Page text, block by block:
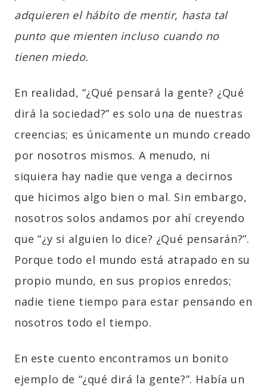
adquieren el hábito de mentir, hasta tal
punto que mienten incluso cuando no
tienen miedo.
En realidad, “¿Qué pensará la gente? ¿Qué
dirá la sociedad?” es solo una de nuestras
creencias; es únicamente un mundo creado
por nosotros mismos. A menudo, ni
siquiera hay nadie que venga a decirnos
que hicimos algo bien o mal. Sin embargo,
nosotros solos andamos por ahí creyendo
que “¿y si alguien lo dice? ¿Qué pensarán?”.
Porque todo el mundo está atrapado en su
propio mundo, en sus propios enredos;
nadie tiene tiempo para estar pensando en
nosotros todo el tiempo.
En este cuento encontramos un bonito
ejemplo de “¿qué dirá la gente?”. Había un